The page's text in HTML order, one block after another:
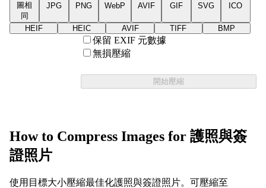
圖相
同
JPG PNG WebP AVIF GIF SVG ICO
HEIF HEIC AVIF TIFF BMP
保留 EXIF 元數據
無損壓縮
開始壓縮
How to Compress Images for 護照與簽
證照片
使用目標大小壓縮最佳化護照與簽證照片。可壓縮至